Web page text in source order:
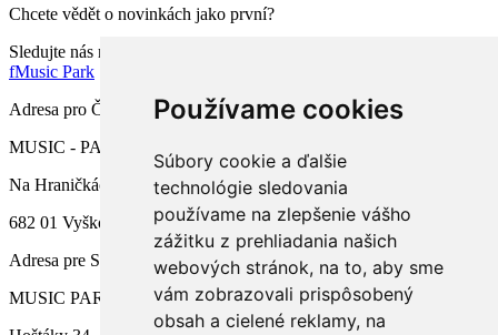
Používame cookies
Súbory cookie a ďalšie
technológie sledovania
používame na zlepšenie vášho
zážitku z prehliadania našich
webových stránok, na to, aby sme
vám zobrazovali prispôsobený
obsah a cielené reklamy, na
Chcete vědět o novinkách jako první?
Sledujte nás na facebooku
fMusic Park
Adresa pro ČR
MUSIC - PARK.CZ s.r.o.
Na Hraničkách 791/34a
682 01 Vyškov
Adresa pre SR
MUSIC PARK, s.r.o.